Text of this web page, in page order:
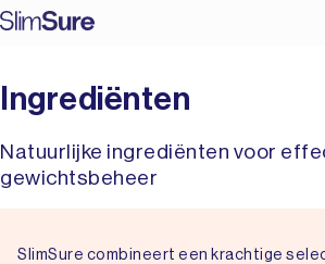
Ingrediënten
Natuurlijke ingrediënten voor
gewichtsbeheer
SlimSure combineert een krachtige